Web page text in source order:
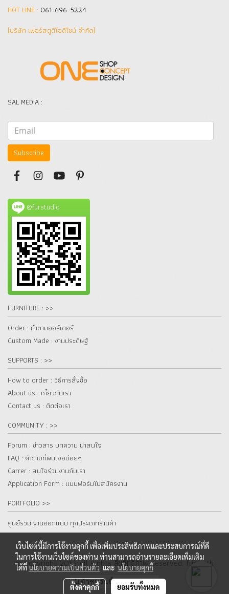
HOT LINE : 061-696-5224
(บริษัท เฟอร์สตูดิโอดีไซน์ จำกัด]
SAL MEDIA :
Subscribe
@furstudio
FURNITURE : >>
Order : ทำตามออร์เดอร์
Custom Made : งานประดิษฐ์
SUPPORTS : >>
How to order : วิธีการสั่งซื้อ
About us : เกี๋ยวกับเรา
Contact us : ติดต่อเรา
COMMUNITY : >>
Forum : ข่าวสาร บทความ น่าสนใจ
FAQ : คำถามที่พบเจอบ่อยๆ
Carrer : สนใจร่วมงานกับเรา
Application Form : แบบฟอร์มใบสมัครงาน
PORTFOLIO >>
ศูนย์รวม งานออกแบบ ทุกประเภทร้านค้า
© Copyright 2012 All Rights ลิขสิทธิ์ภาพ Reserved. fur.co.th
ผู้เข้าชมวันนี้ 1
เว็บไซต์นี้มีการใช้งานคุกกี้ เพื่อเพิ่มประสิทธิภาพและประสบการณ์ที่ดี
ในการใช้งานเว็บไซต์ของท่าน ท่านสามารถอ่านรายละเอียดเพิ่มเติม
ได้ที่นโยบายความเป็นส่วนตัวและนโยบายคุกกี้
ตั้งค่าคุกกี้ ยอมรับทั้งหมด